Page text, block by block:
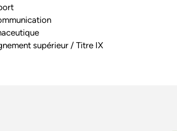
supérieur / Titre IX